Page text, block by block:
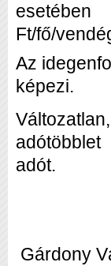
esetében
Ft/fő/
Az
képezi.
adót.
Gárdony